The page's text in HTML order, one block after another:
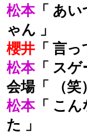
松本「 あい
ゃん 」
櫻井 「 言
松本「 スゲ
会場「 （笑
松本「 こん
た 」